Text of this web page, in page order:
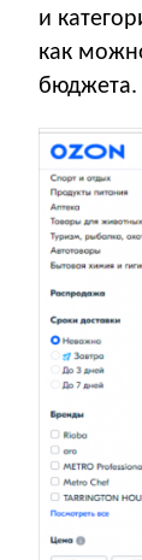
и
как
бюджета.